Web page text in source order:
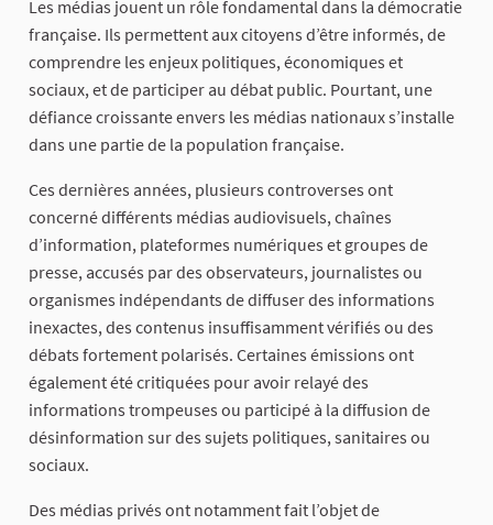
Les médias jouent un rôle fondamental dans la démocratie
française. Ils permettent aux citoyens d’être informés, de
comprendre les enjeux politiques, économiques et
sociaux, et de participer au débat public. Pourtant, une
défiance croissante envers les médias nationaux s’installe
dans une partie de la population française.
Ces dernières années, plusieurs controverses ont
concerné différents médias audiovisuels, chaînes
d’information, plateformes numériques et groupes de
presse, accusés par des observateurs, journalistes ou
organismes indépendants de diffuser des informations
inexactes, des contenus insuffisamment vérifiés ou des
débats fortement polarisés. Certaines émissions ont
également été critiquées pour avoir relayé des
informations trompeuses ou participé à la diffusion de
désinformation sur des sujets politiques, sanitaires ou
sociaux.
Des médias privés ont notamment fait l’objet de